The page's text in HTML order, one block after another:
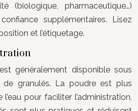
(biologique, pharmaceutique…)
supplémentaires. Lisez
et l’étiquetage.
généralement disponible sous
granulés. La poudre est plus
pour faciliter l’administration,